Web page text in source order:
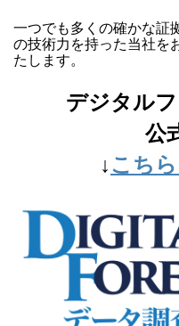
一つでも多くの確かな証
の技術力を持った当社を
たします。
デジタル
公
↓こち